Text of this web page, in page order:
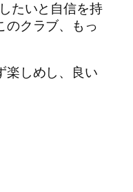
たいと自信を持
のクラブ、もっ
楽しめし、良い